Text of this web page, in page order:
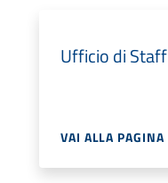
Ufficio di Staff
VAI ALLA PAGINA